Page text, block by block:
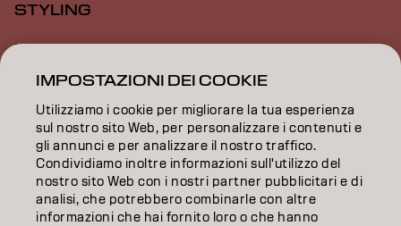
STYLING
ISPIRAZIONE
FORMAZIONE
INFORMAZIONI
SALON FINDER
DIVENTA PARTNER
IMPOSTAZIONI DEI COOKIE
Utilizziamo i cookie per migliorare la tua esperienza
sul nostro sito Web, per personalizzare i contenuti e
gli annunci e per analizzare il nostro traffico.
Condividiamo inoltre informazioni sull'utilizzo del
nostro sito Web con i nostri partner pubblicitari e di
analisi, che potrebbero combinarle con altre
informazioni che hai fornito loro o che hanno